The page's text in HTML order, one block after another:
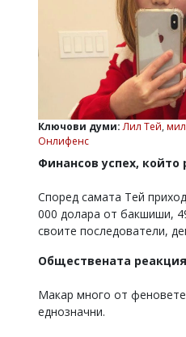
v.vasilev@flagman.bg
Касабова,
Главен
редактор:
Коментарите
Ключови думи:Лил Тей,
Онлифенс
Финансов успех, който
Според самата Тей
000 долара от бакшиши,
своите последователи,
Обществената
Макар много от феновете
еднозначни.